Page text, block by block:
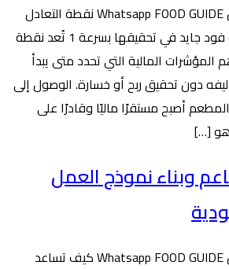
المدونة تحدث معنا الان Whatsapp FOOD GUIDE نقطة التعادل
للمطاعم: كيف تساعدك فود جايد في تحقيقها بسرعة 1 تُعد نقطة
المالية التي تحدد متى يبدأ
دون تحقيق ربح أو خسارة. الوصول إلى
أصبح مستقرًا ماليًا وقادرًا على
[…]
وبناء نموذج العمل
المدونة تحدث معنا الان Whatsapp FOOD GUIDE كيف تساعد